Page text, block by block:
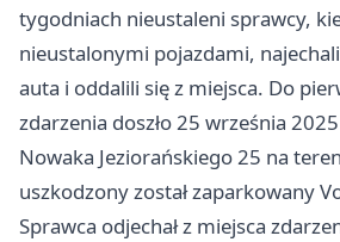
tygodniach nieustaleni sprawcy,
nieustalonymi pojazdami,
auta i oddalili się z miejsca. Do
zdarzenia doszło 25 września
Nowaka Jeziorańskiego 25 na
uszkodzony został zaparkowany
Sprawca odjechał z miejsca